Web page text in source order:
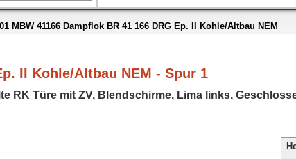
MBW 41166 Dampflok BR 41 166 DRG Ep. II Kohle/Altbau NEM
II Kohle/Altbau NEM - Spur 1
Türe mit ZV, Blendschirme, Lima links,